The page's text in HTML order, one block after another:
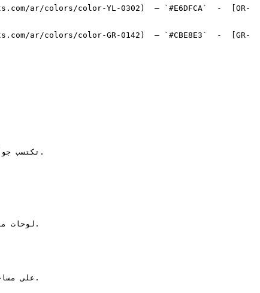
ar/colors/color-YL-0302)  — `#E6DFCA`  -  [OR-
ar/colors/color-GR-0142)  — `#CBE8E3`  -  [GR-